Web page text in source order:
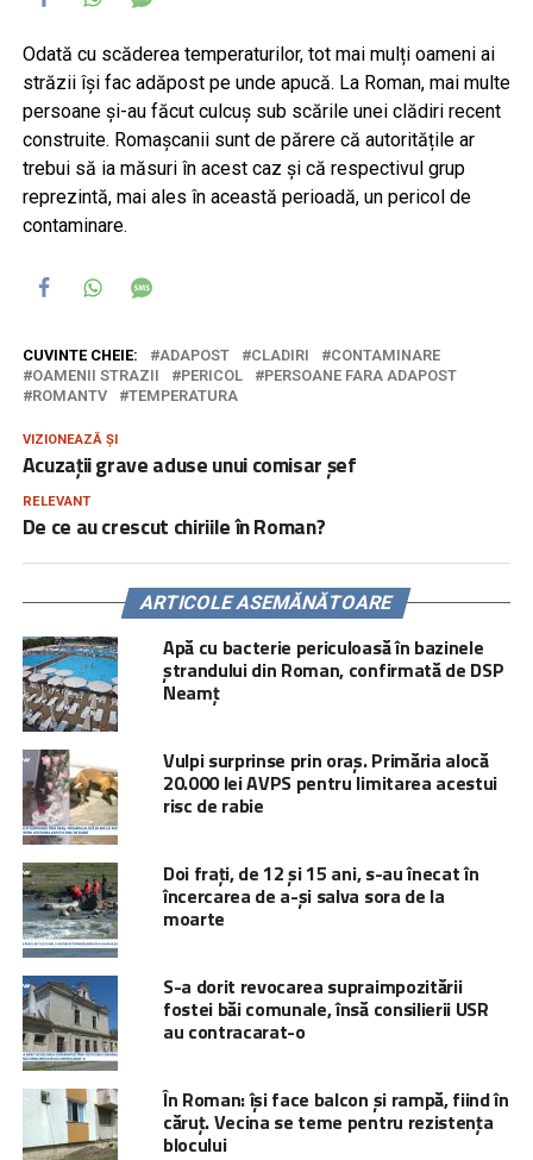
Odată cu scăderea temperaturilor, tot mai mulți oameni ai
străzii își fac adăpost pe unde apucă. La Roman, mai multe
persoane și-au făcut culcuș sub scările unei clădiri recent
construite. Romașcanii sunt de părere că autoritățile ar
trebui să ia măsuri în acest caz și că respectivul grup
reprezintă, mai ales în această perioadă, un pericol de
contaminare.
CUVINTE CHEIE: ADAPOST CLADIRI
CONTAMINARE
OAMENII STRAZII
PERICOL
PERSOANE FARA ADAPOST
ROMANTV
TEMPERATURA
VIZIONEAZĂ ȘI
Acuzații grave aduse unui comisar șef
RELEVANT
De ce au crescut chiriile în Roman?
ARTICOLE ASEMĂNĂTOARE
Apă cu bacterie periculoasă în bazinele
ștrandului din Roman, confirmată de DSP
Neamț
Vulpi surprinse prin oraș. Primăria alocă
20.000 lei AVPS pentru limitarea acestui
risc de rabie
Doi frați, de 12 și 15 ani, s-au înecat în
încercarea de a-și salva sora de la
moarte
S-a dorit revocarea supraimpozitării
fostei băi comunale, însă consilierii USR
au contracarat-o
În Roman: își face balcon și rampă, fiind în
căruț. Vecina se teme pentru rezistența
blocului